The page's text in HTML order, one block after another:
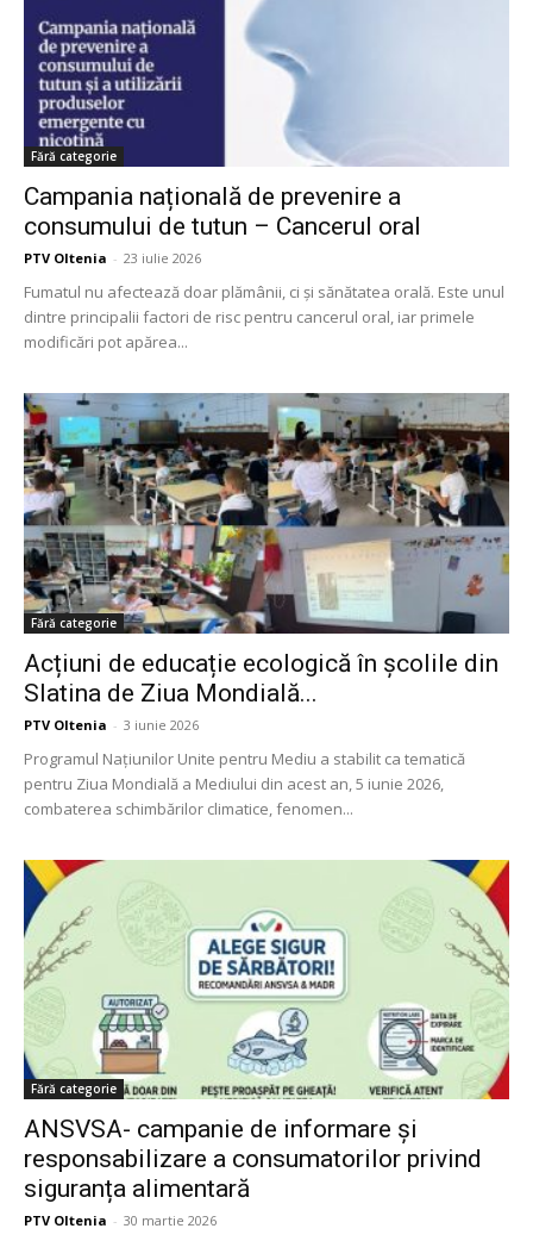
Fără categorie
Campania națională de prevenire a
consumului de tutun – Cancerul oral
PTV Oltenia - 23 iulie 2026
Fumatul nu afectează doar plămânii, ci și sănătatea orală. Este unul
dintre principalii factori de risc pentru cancerul oral, iar primele
modificări pot apărea...
Fără categorie
Acțiuni de educație ecologică în școlile din
Slatina de Ziua Mondială...
PTV Oltenia - 3 iunie 2026
Programul Națiunilor Unite pentru Mediu a stabilit ca tematică
pentru Ziua Mondială a Mediului din acest an, 5 iunie 2026,
combaterea schimbărilor climatice, fenomen...
Fără categorie
ANSVSA- campanie de informare și
responsabilizare a consumatorilor privind
siguranța alimentară
PTV Oltenia - 30 martie 2026